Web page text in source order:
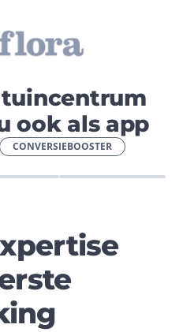
ook als app
CONVERSIEBOOSTER